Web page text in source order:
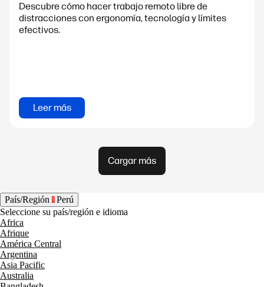
Descubre cómo hacer trabajo remoto libre de
distracciones con ergonomía, tecnología y límites
efectivos.
Leer más
Cargar más
País/Región
Perú
Seleccione su país/región e idioma
Africa
Afrique
América Central
Argentina
Asia Pacific
Australia